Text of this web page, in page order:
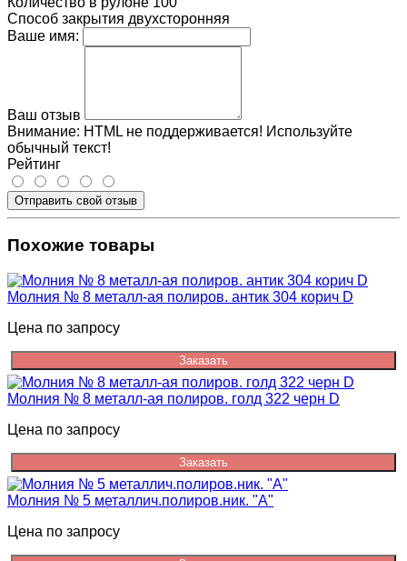
Способ закрытия двухсторонняя
Ваше имя:
Ваш отзыв
Внимание: HTML не поддерживается! Используйте
обычный текст!
Рейтинг
Отправить свой отзыв
Похожие товары
Молния № 8 металл-ая полиров. антик 304 корич D
Цена по запросу
Заказать
Молния № 8 металл-ая полиров. голд 322 черн D
Цена по запросу
Заказать
Молния № 5 металлич.полиров.ник. "А"
Цена по запросу